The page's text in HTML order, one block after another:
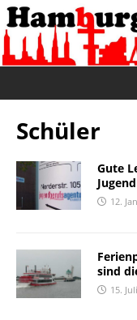
Schüler
Gute
12.
sind
15.